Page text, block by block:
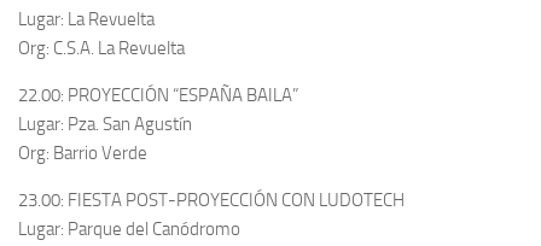
Lugar: La Revuelta
Org: C.S.A. La Revuelta
22.00: PROYECCIÓN “ESPAÑA BAILA”
Lugar: Pza. San Agustín
Org: Barrio Verde
23.00: FIESTA POST-PROYECCIÓN CON LUDOTECH
Lugar: Parque del Canódromo